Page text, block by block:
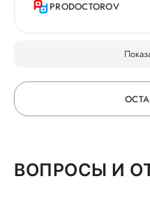
первый раз, нашла
главное - это то, что
пятый год. Это самое
было удачным со
PRODOCTOROV
ВОПРОСЫ И